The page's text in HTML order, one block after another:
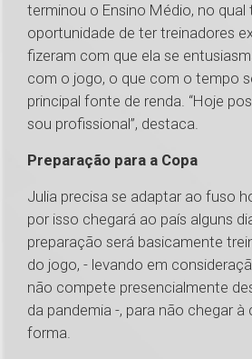
terminou o Ensino Médio, no qual
oportunidade de ter treinadores
fizeram com que ela se
com o jogo, o que com o tempo
principal fonte de renda. “Hoje
sou profissional”, destaca.
Preparação para a Copa
Julia precisa se adaptar ao fuso
por isso chegará ao país alguns
preparação será basicamente
do jogo, - levando em
não compete presencialmente
da pandemia -, para não chegar
forma.